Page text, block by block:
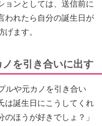
ョンとしては、送信前に
われたら自分の誕生日が
ます。
を引き合いに出す
ルや元カノを引き合い
は誕生日にこうしてくれ
ほうが好きでしょ？」